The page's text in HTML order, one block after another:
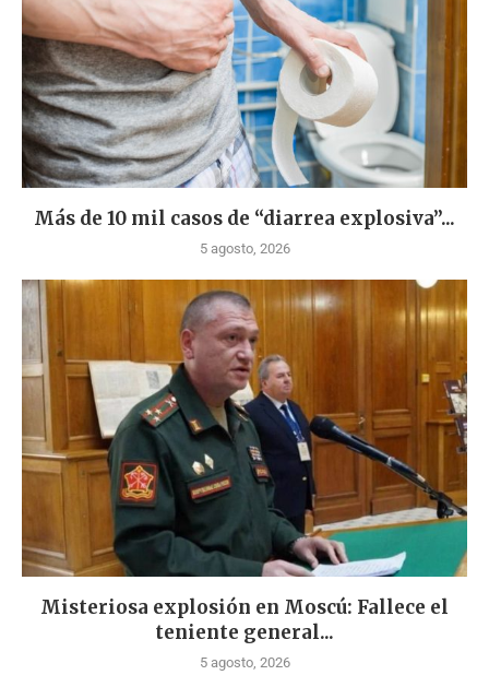
Más de 10 mil casos de “diarrea explosiva”...
5 agosto, 2026
Misteriosa explosión en Moscú: Fallece el
teniente general...
5 agosto, 2026